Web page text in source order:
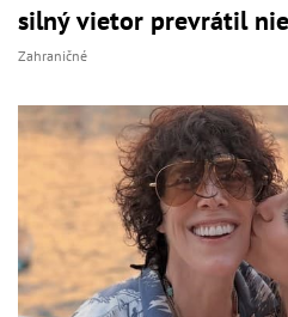
silný vietor prevrátil
Zahraničné